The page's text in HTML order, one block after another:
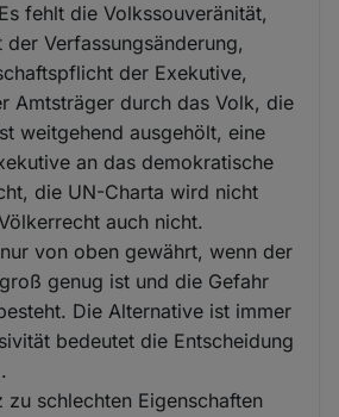
fehlt die Volkssouveränität,
Verfassungsänderung,
der Exekutive,
Amtsträger durch das Volk, die
weitgehend ausgehölt, eine
an das demokratische
die UN-Charta wird nicht
auch nicht.
von oben gewährt, wenn der
genug ist und die Gefahr
Die Alternative ist immer
bedeutet die Entscheidung
zu schlechten Eigenschaften